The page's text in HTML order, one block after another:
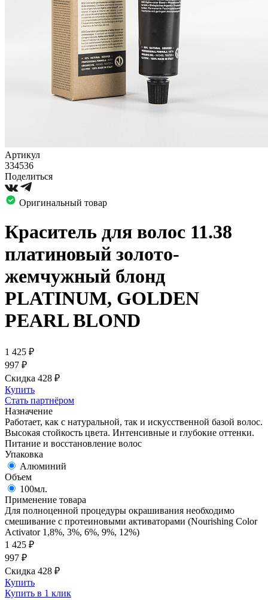
Артикул
334536
Поделиться
Оригинальный товар
Краситель для волос 11.38
платиновый золото-
жемчужный блонд
PLATINUM, GOLDEN
PEARL BLOND
1 425 ₽
997 ₽
Скидка 428 ₽
Купить
Стать партнёром
Назначение
Работает, как с натуральной, так и искусственной базой волос.
Высокая стойкость цвета. Интенсивные и глубокие оттенки.
Питание и восстановление волос
Упаковка
Алюминий
Объем
100мл.
Применение товара
Для полноценной процедуры окрашивания необходимо
смешивание с протеиновыми активаторами (Nourishing Color
Activator 1,8%, 3%, 6%, 9%, 12%)
1 425 ₽
997 ₽
Скидка 428 ₽
Купить
Купить в 1 клик